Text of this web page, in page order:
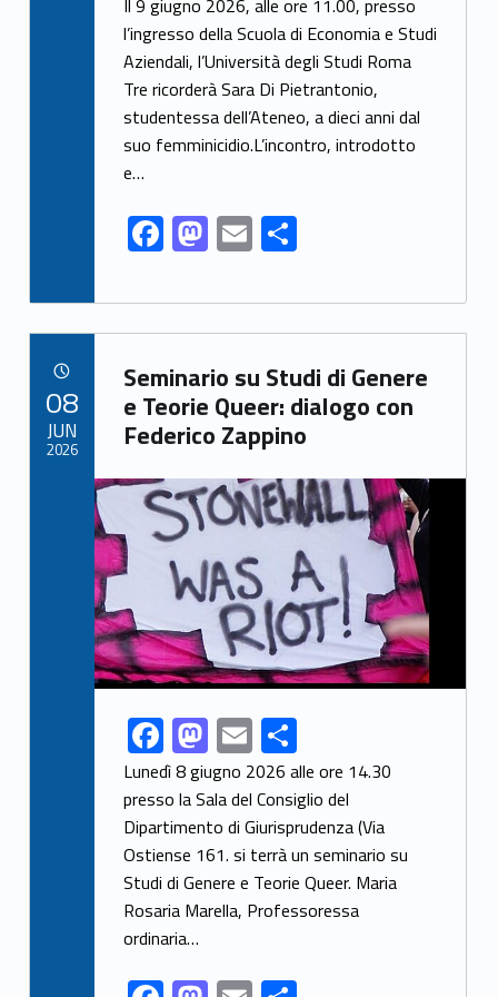
e
b
o
o
to
d
o
n
ai
l
ar
e
Il 9 giugno 2026, alle ore 11.00, presso
l’ingresso della Scuola di Economia e Studi
Aziendali, l’Università degli Studi Roma
Tre ricorderà Sara Di Pietrantonio,
studentessa dell’Ateneo, a dieci anni dal
suo femminicidio.L’incontro, introdotto
e…
F
ac
e
b
o
o
k
M
as
to
d
o
n
E
m
ai
l
S
ar
e
Link identifier archive #link-archive-99575
Seminario su Studi di Genere
e Teorie Queer: dialogo con
Federico Zappino
Link identifier archive #link-archive-thumb-soap-12999
Link identifier share facebook archive #share-link-archive-72481F
ac
e
b
o
o
k
M
as
to
d
o
n
E
m
ai
l
S
h
ar
e
Lunedì 8 giugno 2026 alle ore 14.30
presso la Sala del Consiglio del
Dipartimento di Giurisprudenza (Via
Ostiense 161. si terrà un seminario su
Studi di Genere e Teorie Queer. Maria
Rosaria Marella, Professoressa
ordinaria…
08
JUN
2026